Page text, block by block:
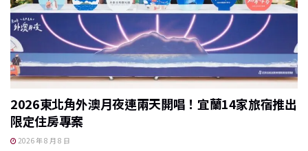
2026東北角外澳月夜連兩天開唱！宜蘭14家旅宿推出
限定住房專案
2026 年 8 月 8 日